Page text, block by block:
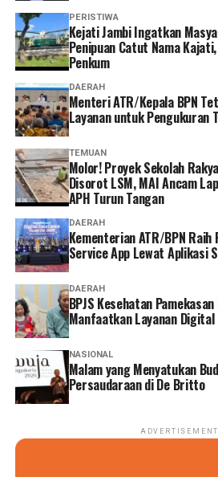
Surat Edaran ditandatangani,
Pertanahan segera menyusun
dengan pemerintah daerah. Hal
mempercepat verifikasi BPHTB
mengintegrasikan data Nomor
dengan Nomor Identifikasi Bidang
Di hadapan jajaran Kanwil BPN
dan Jawa Tengah, Menteri Nusron
keberhasilan transformasi
komitmen seluruh jajaran.
“Bapak/Ibu sekalian, transformasi
nomor satu dan kata kuncinya
permudah layanan buat
Sekali lagi, permudah layanan,”
Pada kegiatan pembinaan ini, turut
Organisasi, Tata Laksana, dan
Einstein Al Makarima Mohammad;
Hubungan Masyarakat dan
Kanwil BPN Provinsi Jawa Tengah,
Yogyakarta, Sepyo Achanto dan
PERISTIWA
‎Kejati Jambi Ingatkan
Penipuan Catut Nama
Penkum
DAERAH
Menteri ATR/Kepala BPN
Layanan untuk Pengukuran
TEMUAN
Molor! Proyek Sekolah
Disorot LSM, MAI Ancam
APH Turun Tangan
DAERAH
Kementerian ATR/BPN Raih
Service App Lewat Aplikasi
DAERAH
BPJS Kesehatan
Manfaatkan Layanan Digital
NASIONAL
Malam yang Menyatukan
Persaudaraan di De Britto
ADVERTISEMENT